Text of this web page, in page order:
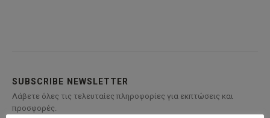
SUBSCRIBE NEWSLETTER
Λάβετε όλες τις τελευταίες πληροφορίες για εκπτώσεις και
προσφορές.